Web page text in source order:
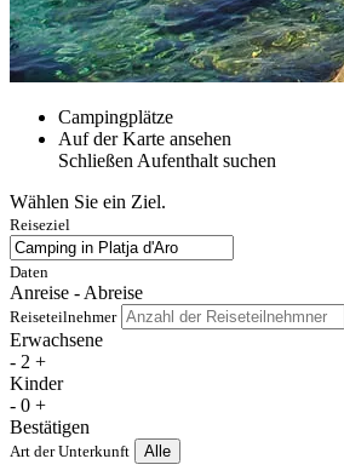
Campingplätze
Auf der Karte ansehen
SchließenAufenthalt suchen
Wählen Sie ein Ziel.
Reiseziel
Daten
Anreise - Abreise
Reiseteilnehmer
Erwachsene
- 2 +
Kinder
- 0 +
Bestätigen
Art der Unterkunft Alle